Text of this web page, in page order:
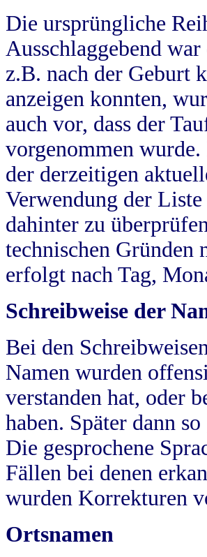
Die ursprüngliche
Ausschlaggebend
z.B. nach der Geburt
anzeigen konnten,
auch vor, dass der
vorgenommen
der derzeitigen
Verwendung der
dahinter zu
technischen Gründen
erfolgt nach Tag,
Schreibweise der
Bei den
Namen wurden
verstanden hat, oder
haben. Später dann
Die gesprochene
Fällen bei denen
wurden Korrekturen
Ortsnamen